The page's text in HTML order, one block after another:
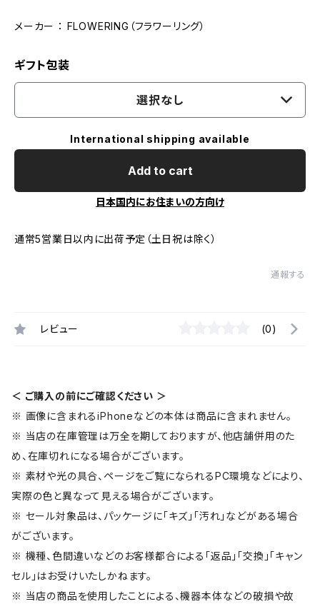
メーカー ： FLOWERING（フラワーリング）
ギフト包装
選択なし
International shipping available
Add to cart
日本国内にお住まいの方向け
通常5営業日以内に出荷予定（土日祝は除く）
通報する
レビュー (0)
＜ ご購入の前にご確認ください ＞
※ 画像に含まれるiPhoneなどの本体は商品に含まれません。
※ 当店の在庫管理は万全を期しておりますが、他店舗併用のた
め、在庫切れになる場合がございます。
※ 素材や光の具合、ページをご覧になられるPC環境などにより、
実際の色と異なって見える場合がございます。
※ セール対象品は、パッケージに「キズ」「汚れ」などがある場合
がございます。
※ 機種、色間違いなどのお客様都合による「返品」「交換」「キャン
セル」はお受けいたしかねます。
※ 当店の商品を使用したことによる、機器本体などの破損や故